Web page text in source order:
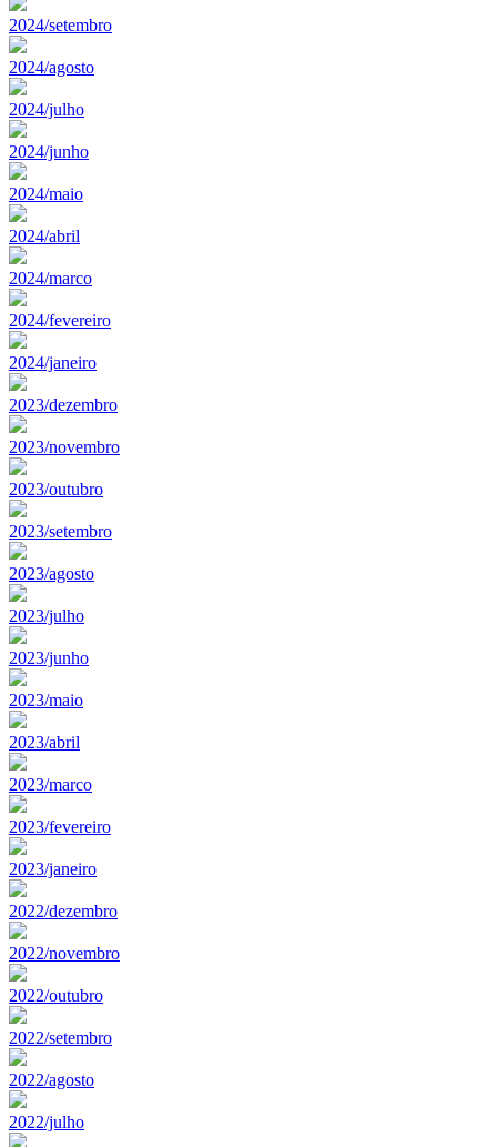
2024/setembro
2024/agosto
2024/julho
2024/junho
2024/maio
2024/abril
2024/marco
2024/fevereiro
2024/janeiro
2023/dezembro
2023/novembro
2023/outubro
2023/setembro
2023/agosto
2023/julho
2023/junho
2023/maio
2023/abril
2023/marco
2023/fevereiro
2023/janeiro
2022/dezembro
2022/novembro
2022/outubro
2022/setembro
2022/agosto
2022/julho